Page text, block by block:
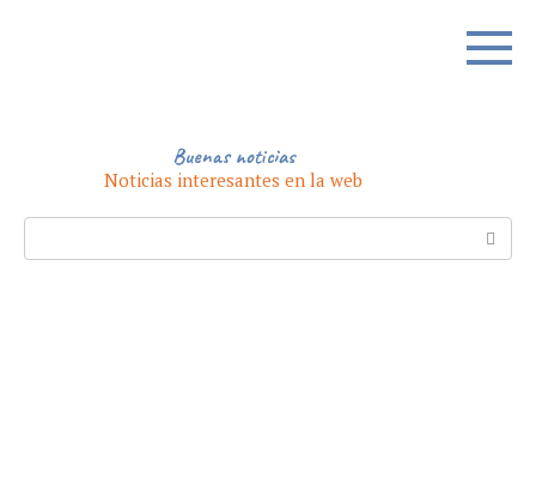
Buenas noticias
Noticias interesantes en la web